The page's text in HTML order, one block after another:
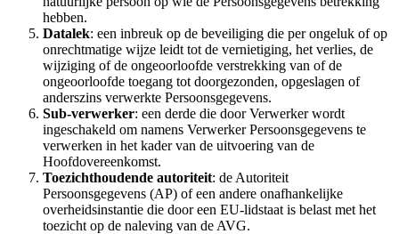
hebben.
Datalek: een inbreuk op de beveiliging die per ongeluk of op
onrechtmatige wijze leidt tot de vernietiging, het verlies, de
wijziging of de ongeoorloofde verstrekking van of de
ongeoorloofde toegang tot doorgezonden, opgeslagen of
anderszins verwerkte Persoonsgegevens.
Sub-verwerker: een derde die door Verwerker wordt
ingeschakeld om namens Verwerker Persoonsgegevens te
verwerken in het kader van de uitvoering van de
Hoofdovereenkomst.
Toezichthoudende autoriteit: de Autoriteit
Persoonsgegevens (AP) of een andere onafhankelijke
overheidsinstantie die door een EU-lidstaat is belast met het
toezicht op de naleving van de AVG.